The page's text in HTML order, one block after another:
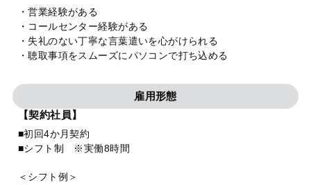
・営業経験がある
・コールセンター経験がある
・失礼のない丁寧な言葉遣いを心がけられる
・聴取事項をスムーズにパソコンで打ち込める
雇用形態
【契約社員】
■初回4か月契約
■シフト制 ※実働8時間
＜シフト例＞